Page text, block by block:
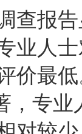
报告
业人
价最
，专